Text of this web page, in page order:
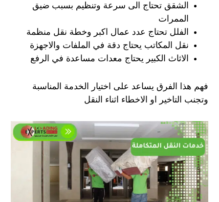
الشقق تحتاج الى سرعة وتنظيم بسبب ضيق
الممرات
الفلل تحتاج عدد عمال اكبر وخطة نقل منظمة
نقل المكاتب يحتاج دقة في الملفات والاجهزة
الاثاث الكبير يحتاج معدات مساعدة في الرفع
فهم هذا الفرق يساعد على اختيار الخدمة المناسبة
وتجنب التاخير او الاخطاء اثناء النقل